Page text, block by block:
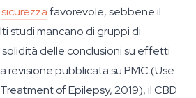
sicurezzafavorevole, sebbene il
studi mancano di gruppi di
delle conclusioni su effetti
revisione pubblicata su PMC (Use
of Epilepsy, 2019), il CBD